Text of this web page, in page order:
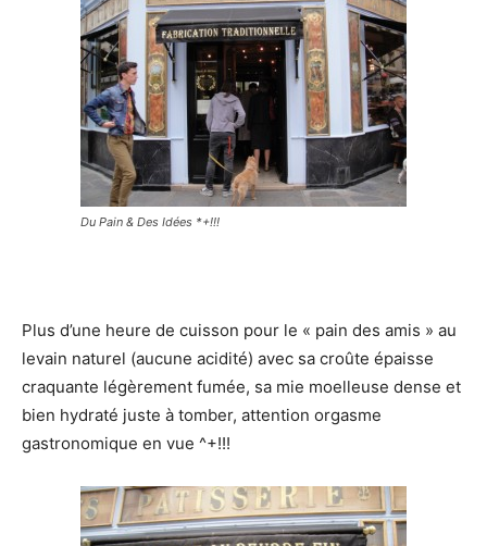
Du Pain & Des Idées *+!!!
Plus d’une heure de cuisson pour le « pain des amis » au
levain naturel (aucune acidité) avec sa croûte épaisse
craquante légèrement fumée, sa mie moelleuse dense et
bien hydraté juste à tomber, attention orgasme
gastronomique en vue ^+!!!